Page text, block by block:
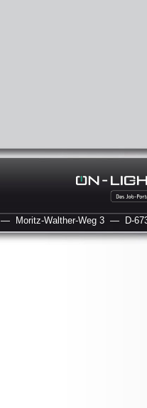
— Moritz-Walther-Weg 3 — D-